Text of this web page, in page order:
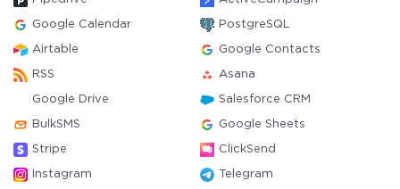
Google Calendar PostgreSQL
Airtable Google Contacts
RSS Asana
Google Drive Salesforce CRM
BulkSMS Google Sheets
Stripe ClickSend
Instagram Telegram